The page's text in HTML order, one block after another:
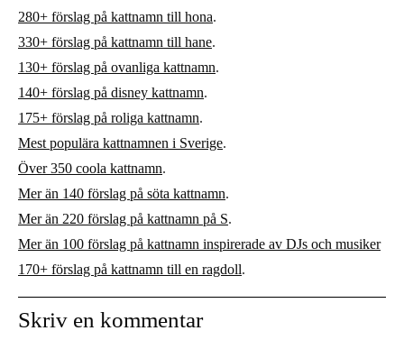
280+ förslag på kattnamn till hona.
330+ förslag på kattnamn till hane.
130+ förslag på ovanliga kattnamn.
140+ förslag på disney kattnamn.
175+ förslag på roliga kattnamn.
Mest populära kattnamnen i Sverige.
Över 350 coola kattnamn.
Mer än 140 förslag på söta kattnamn.
Mer än 220 förslag på kattnamn på S.
Mer än 100 förslag på kattnamn inspirerade av DJs och musiker
170+ förslag på kattnamn till en ragdoll.
Skriv en kommentar